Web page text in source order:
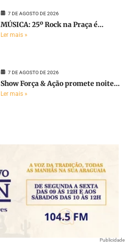
7 DE AGOSTO DE 2026
MÚSICA: 25º Rock na Praça é...
Ler mais »
7 DE AGOSTO DE 2026
Show Força & Ação promete noite...
Ler mais »
Publicidade